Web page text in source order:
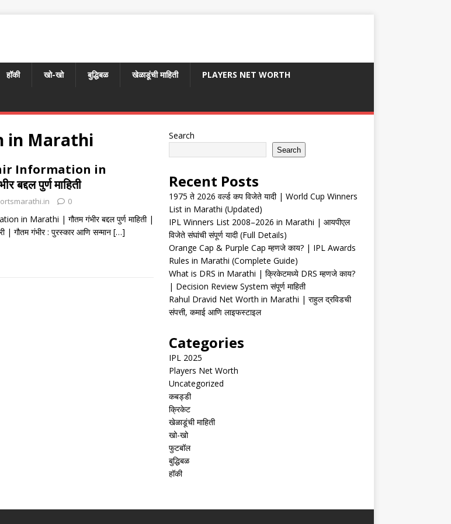
हॉकी खो-खो बुद्धिबळ खेळाडूंची माहिती PLAYERS NET WORTH
in Marathi
Information in
पुर्ण माहिती
0
in Marathi | गौतम गंभीर बद्दल पुर्ण माहिती |
| गौतम गंभीर : पुरस्कार आणि सन्मान […]
Search
Search
Recent Posts
1975 ते 2026 वर्ल्ड कप विजेते यादी | World Cup Winners
List in Marathi (Updated)
IPL Winners List 2008–2026 in Marathi | आयपीएल
विजेते संघांची संपूर्ण यादी (Full Details)
Orange Cap & Purple Cap म्हणजे काय? | IPL Awards
Rules in Marathi (Complete Guide)
What is DRS in Marathi | क्रिकेटमध्ये DRS म्हणजे काय?
| Decision Review System संपूर्ण माहिती
Rahul Dravid Net Worth in Marathi | राहुल द्रविडची
संपत्ती, कमाई आणि लाइफस्टाइल
Categories
IPL 2025
Players Net Worth
Uncategorized
कबड्डी
क्रिकेट
खेळाडूंची माहिती
खो-खो
फुटबॉल
बुद्धिबळ
हॉकी